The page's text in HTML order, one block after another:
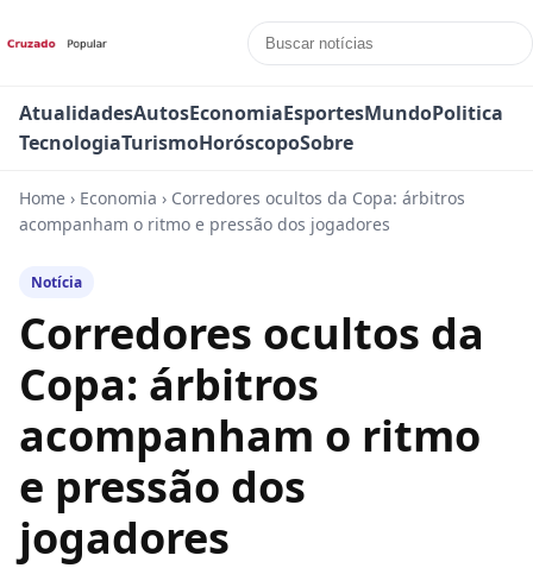
AtualidadesAutosEconomiaEsportesMundoPolitica
TecnologiaTurismoHoróscopoSobre
Home › Economia › Corredores ocultos da Copa: árbitros
acompanham o ritmo e pressão dos jogadores
Notícia
Corredores ocultos da
Copa: árbitros
acompanham o ritmo
e pressão dos
jogadores